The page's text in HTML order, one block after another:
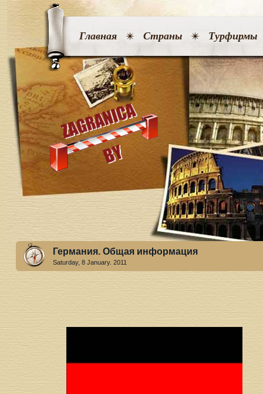
Главная Страны Турфирмы
Германия. Общая информация
Saturday, 8 January. 2011